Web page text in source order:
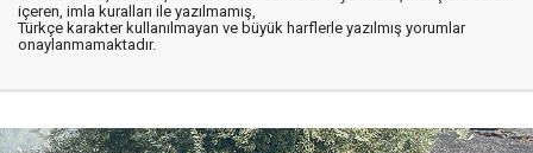
içeren, imla kuralları ile yazılmamış,
Türkçe karakter kullanılmayan ve büyük harflerle yazılmış yorumlar
onaylanmamaktadır.